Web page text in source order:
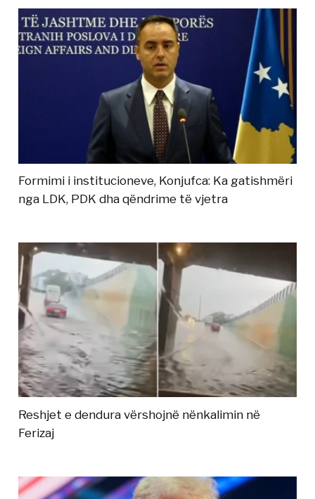
Formimi i institucioneve, Konjufca: Ka gatishmëri
nga LDK, PDK dha qëndrime të vjetra
Reshjet e dendura vërshojnë nënkalimin në
Ferizaj